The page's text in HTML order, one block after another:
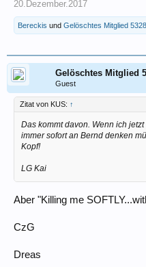
20.Dezember.2017
Bereckis und Gelöschtes Mitglied 5328
Gelöschtes Mitglied
Guest
Zitat von KUS: ↑
Das kommt davon. Wenn ich
immer sofort an Bernd denken
Kopf!
LG Kai
Aber "Killing me
CzG
Dreas